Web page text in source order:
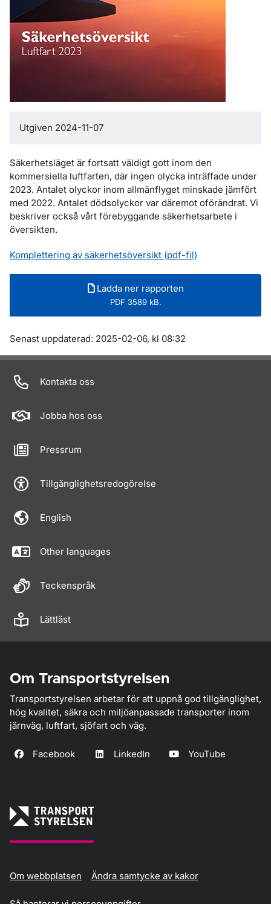
Utgiven 2024-11-07
Säkerhetsläget är fortsatt väldigt gott inom den
kommersiella luftfarten, där ingen olycka inträffade under
2023. Antalet olyckor inom allmänflyget minskade jämfört
med 2022. Antalet dödsolyckor var däremot oförändrat. Vi
beskriver också vårt förebyggande säkerhetsarbete i
översikten.
Komplettering av säkerhetsöversikt (pdf-fil)
Ladda ner rapporten
PDF 3589 kB.
Om sidan
Senast uppdaterad: 2025-02-06, kl 08:32
Kontakta oss
Jobba hos oss
Pressrum
Tillgänglighetsredogörelse
English
Other languages
Teckenspråk
Lättläst
Om Transportstyrelsen
Transportstyrelsen arbetar för att uppnå god tillgänglighet,
hög kvalitet, säkra och miljöanpassade transporter inom
järnväg, luftfart, sjöfart och väg.
Facebook LinkedIn YouTube
Om webbplatsen Ändra samtycke av kakor